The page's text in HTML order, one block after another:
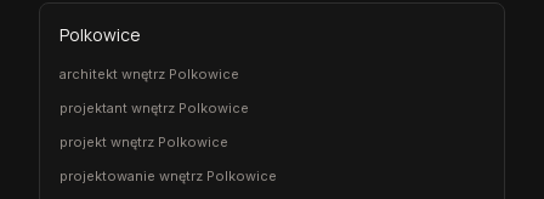
Polkowice
architekt wnętrz Polkowice
projektant wnętrz Polkowice
projekt wnętrz Polkowice
projektowanie wnętrz Polkowice